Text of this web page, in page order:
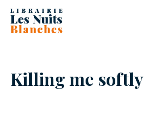
Killing me softly